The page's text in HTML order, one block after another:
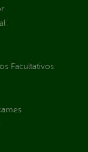
Facultativos